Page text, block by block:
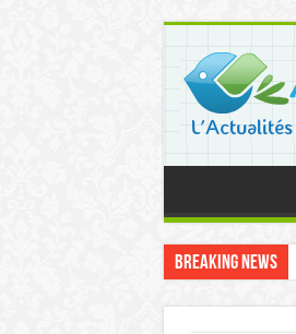
Breaking News